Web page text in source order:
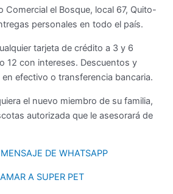
Comercial el Bosque, local 67, Quito-
personales en todo el país.
tarjeta de crédito a 3 y 6
12 con intereses. Descuentos y
efectivo o transferencia bancaria.
el nuevo miembro de su familia,
autorizada que le asesorará de
DE WHATSAPP
A SUPER PET